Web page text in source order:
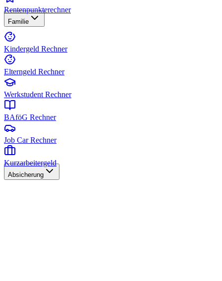
Rentenpunkterechner
Familie
Kindergeld Rechner
Elterngeld Rechner
Werkstudent Rechner
BAföG Rechner
Job Car Rechner
Kurzarbeitergeld
Absicherung